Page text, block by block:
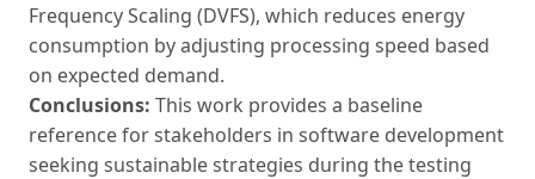
Frequency Scaling (DVFS), which reduces energy
consumption by adjusting processing speed based
on expected demand.
Conclusions: This work provides a baseline
reference for stakeholders in software development
seeking sustainable strategies during the testing